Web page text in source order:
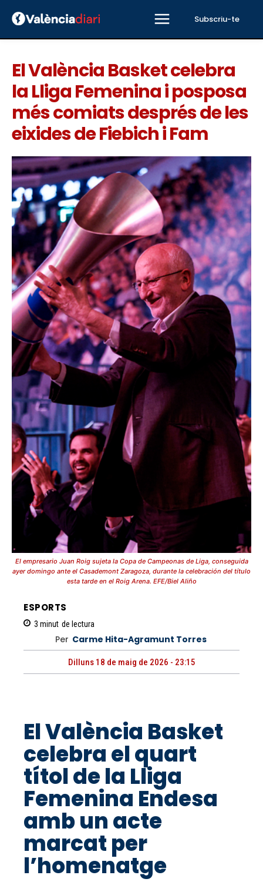
Subscriu-te
El València Basket celebra
la Lliga Femenina i posposa
més comiats després de les
eixides de Fiebich i Fam
El empresario Juan Roig sujeta la Copa de Campeonas de Liga, conseguida
ayer domingo ante el Casademont Zaragoza, durante la celebración del título
esta tarde en el Roig Arena. EFE/Biel Aliño
ESPORTS
3 minut de lectura
Per Carme Hita-Agramunt Torres
Dilluns 18 de maig de 2026 - 23:15
El València Basket
celebra el quart
títol de la Lliga
Femenina Endesa
amb un acte
marcat per
l’homenatge